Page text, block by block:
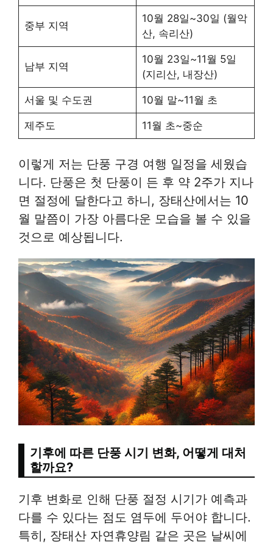
중부 지역
10월 28일~30일 (월악
산, 속리산)
남부 지역
10월 23일~11월 5일
(지리산, 내장산)
서울 및 수도권 10월 말~11월 초
제주도 11월 초~중순
이렇게 저는 단풍 구경 여행 일정을 세웠습
니다. 단풍은 첫 단풍이 든 후 약 2주가 지나
면 절정에 달한다고 하니, 장태산에서는 10
월 말쯤이 가장 아름다운 모습을 볼 수 있을
것으로 예상됩니다.
기후에 따른 단풍 시기 변화, 어떻게 대처
할까요?
기후 변화로 인해 단풍 절정 시기가 예측과
다를 수 있다는 점도 염두에 두어야 합니다.
특히, 장태산 자연휴양림 같은 곳은 날씨에